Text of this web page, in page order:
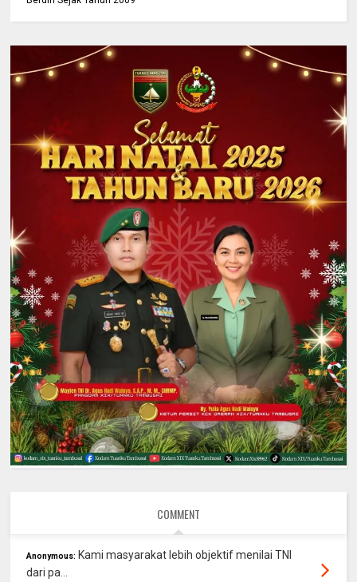
COMMENT
Anonymous: Kami masyarakat lebih objektif menilai TNI
dari pa...